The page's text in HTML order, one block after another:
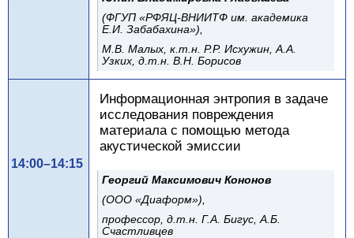
(ФГУП «РФЯЦ-ВНИИТФ им. академика
Е.И. Забабахина»),
М.В. Малых, к.т.н. Р.Р. Исхужин, А.А.
Узких, д.т.н. В.Н. Борисов
14:00–14:15
Информационная энтропия в задаче
исследования повреждения
материала с помощью метода
акустической эмиссии
Георгий Максимович Кононов
(ООО «Диаформ»),
профессор, д.т.н. Г.А. Бигус, А.Б.
Счастливцев